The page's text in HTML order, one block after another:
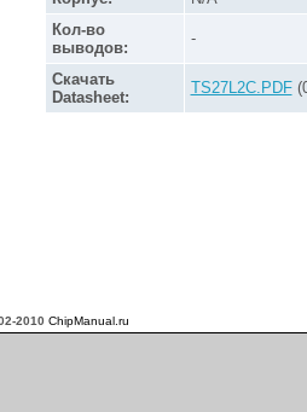
Кол-во
выводов:
-
Скачать
Datasheet:
TS27L2C.PDF
2010 ChipManual.ru